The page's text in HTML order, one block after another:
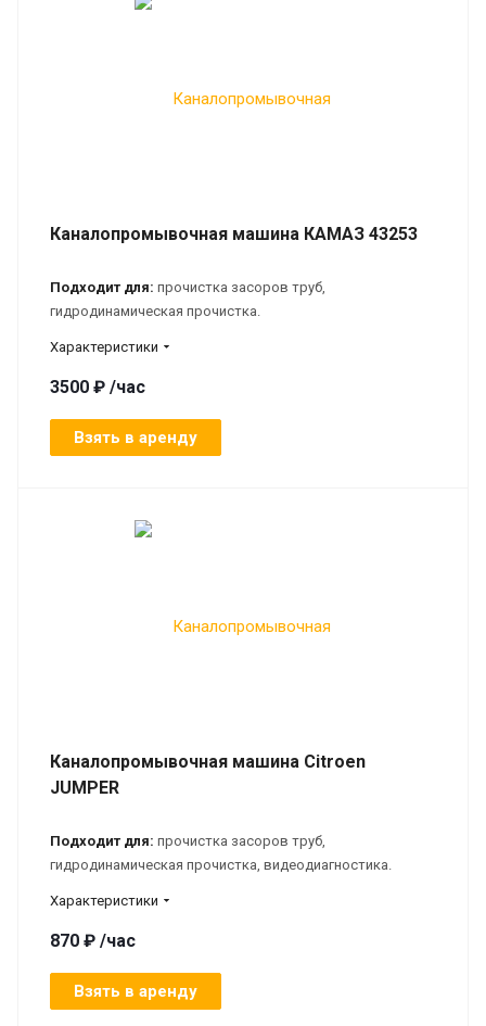
Каналопромывочная машина КАМАЗ 43253
Подходит для: прочистка засоров труб,
гидродинамическая прочистка.
Характеристики
3500 ₽ /час
Взять в аренду
Каналопромывочная машина Citroen
JUMPER
Подходит для: прочистка засоров труб,
гидродинамическая прочистка, видеодиагностика.
Характеристики
870 ₽ /час
Взять в аренду